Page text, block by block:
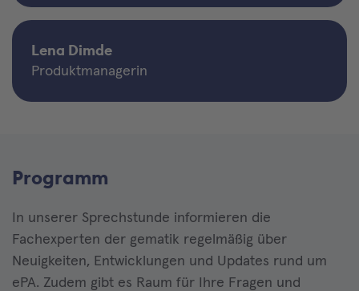
Lena Dimde
Produktmanagerin
Programm
In unserer Sprechstunde informieren die
Fachexperten der gematik regelmäßig über
Neuigkeiten, Entwicklungen und Updates rund um
ePA. Zudem gibt es Raum für Ihre Fragen und